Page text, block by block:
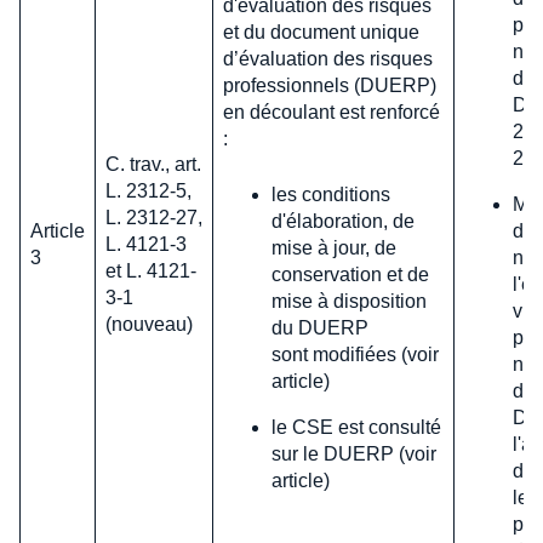
Article
3
C. trav., art.
L. 2312-5,
L. 2312-27,
L. 4121-3
et L. 4121-
3-1
(nouveau)
d'évaluation des risques
et du document unique
d’évaluation des risques
professionnels (DUERP)
en découlant est renforcé
:
les conditions
d'élaboration, de
mise à jour, de
conservation et de
mise à disposition
du DUERP
sont modifiées (voir
article)
le CSE est consulté
sur le DUERP (voir
article)